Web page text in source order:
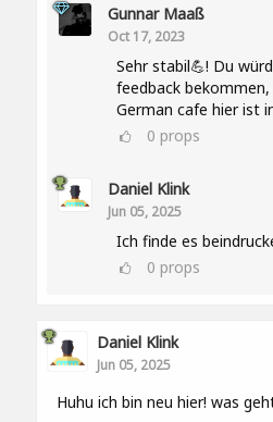
Gunnar Maaß
Oct 17, 2023
Sehr stabil💪! Du
feedback
German cafe hier ist
0 props
Daniel Klink
Jun 05, 2025
Ich finde es
0 props
Daniel Klink
Jun 05, 2025
Huhu ich bin neu hier! was